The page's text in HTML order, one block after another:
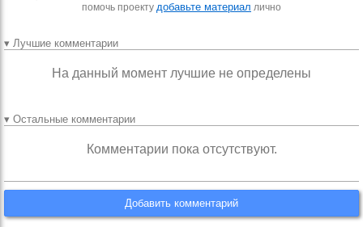
помочь проекту добавьте материал лично
▾ Лучшие комментарии
На данный момент лучшие не определены
▾ Остальные комментарии
Комментарии пока отсутствуют.
Добавить комментарий